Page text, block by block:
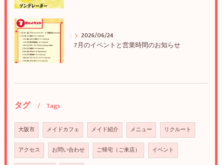
2026/06/24
7月のイベントと営業時間のお知らせ
タグ Tags
大阪市 メイドカフェ メイド紹介 メニュー リクルート
アクセス お問い合わせ ご帰宅（ご来店） イベント